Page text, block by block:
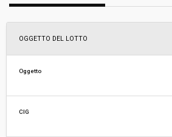
Data pubblicazione:
Svolgimento:
Responsabile attuale:
OGGETTO DEL LOTTO
Oggetto
CIG